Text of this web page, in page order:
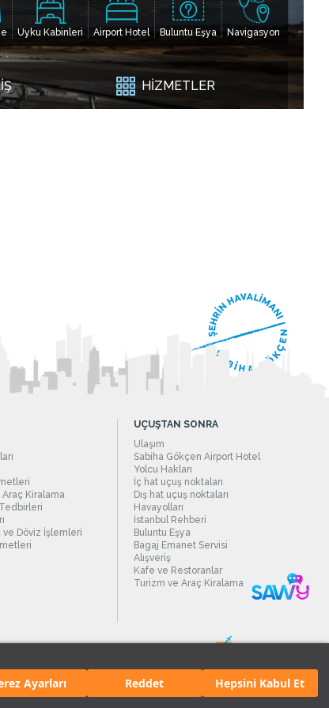
Ayarları Reddet Hepsini Kabul Et
Uyku Kabinleri Airport Hotel Buluntu Eşya Navigasyon
HİZMETLER
Kiralama
ve Döviz İşlemleri
UÇUŞTAN SONRA
Ulaşım
Sabiha Gökçen Airport Hotel
Yolcu Hakları
İç hat uçuş noktaları
Dış hat uçuş noktaları
Havayolları
İstanbul Rehberi
Buluntu Eşya
Bagaj Emanet Servisi
Alışveriş
Kafe ve Restoranlar
Turizm ve Araç Kiralama